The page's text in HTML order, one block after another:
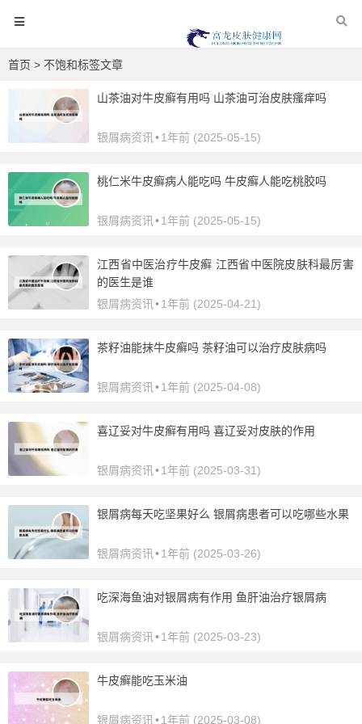
首页 > 不饱和标签文章
山茶油对牛皮癣有用吗 山茶油可治皮肤瘙痒吗
银屑病资讯 •1年前 (2025-05-15)
桃仁米牛皮癣病人能吃吗 牛皮癣人能吃桃胶吗
银屑病资讯 •1年前 (2025-05-15)
江西省中医治疗牛皮癣 江西省中医院皮肤科最厉害
的医生是谁
银屑病资讯 •1年前 (2025-04-21)
茶籽油能抹牛皮癣吗 茶籽油可以治疗皮肤病吗
银屑病资讯 •1年前 (2025-04-08)
喜辽妥对牛皮癣有用吗 喜辽妥对皮肤的作用
银屑病资讯 •1年前 (2025-03-31)
银屑病每天吃坚果好么 银屑病患者可以吃哪些水果
银屑病资讯 •1年前 (2025-03-26)
吃深海鱼油对银屑病有作用 鱼肝油治疗银屑病
银屑病资讯 •1年前 (2025-03-23)
牛皮癣能吃玉米油
银屑病资讯 •1年前 (2025-03-08)